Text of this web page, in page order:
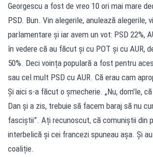
Georgescu a fost de vreo 10 ori mai mare
PSD. Bun. Vin alegerile, anulează alegerile,
parlamentare și iar avem un vot: PSD 22%,
în vedere că au făcut și cu POT și cu AUR,
50%. Deci voința populară a fost pentru
sau cel mult PSD cu AUR. Că erau cam
Și aici s-a făcut o șmecherie. „Nu, dom'le,
Dan și a zis, trebuie să facem baraj să nu
fasciştii”. Ați recunoscut, că comuniștii din
interbelică și cei francezi spuneau așa. Și
coaliție.